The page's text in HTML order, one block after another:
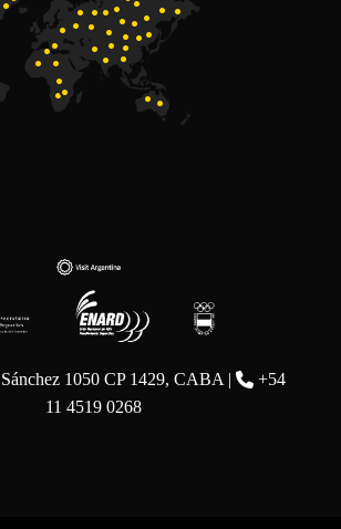
1050 CP 1429, CABA |
+54
11 4519 0268